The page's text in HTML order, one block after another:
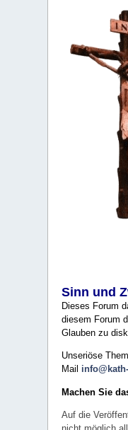
Sinn und
Dieses Forum
diesem Forum
Glauben zu
Unseriöse
Mail
Machen Sie
Auf die